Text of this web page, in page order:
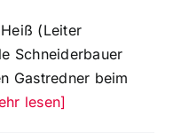
(Leiter
Schneiderbauer
Gastredner beim
lesen]